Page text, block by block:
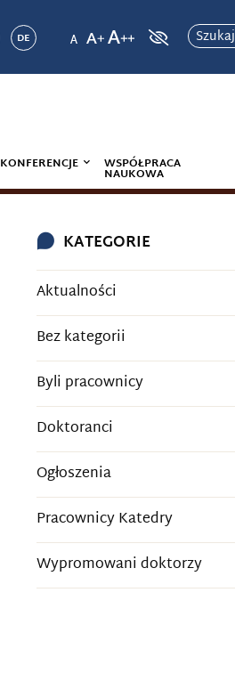
DE Szukaj
KONFERENCJE WSPÓŁPRACA
NAUKOWA
KATEGORIE
Aktualności
Bez kategorii
Byli pracownicy
Doktoranci
Ogłoszenia
Pracownicy Katedry
Wypromowani doktorzy